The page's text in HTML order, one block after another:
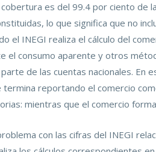
es del 99.4 por ciento de
lo que significa que no
el INEGI realiza el cálculo del
el consumo aparente y otros
de las cuentas nacionales. En
reportando el comercio
mientras que el comercio
con las cifras del INEGI